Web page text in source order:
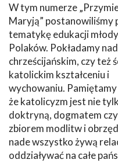
W tym numerze
Maryją” postanowiliśmy
tematykę edukacji
Polaków. Pokładamy
chrześcijańskim, czy też
katolickim kształceniu i
wychowaniu.
że katolicyzm jest nie
doktryną, dogmatem
zbiorem modlitw i
nade wszystko żywą
oddziaływać na całe